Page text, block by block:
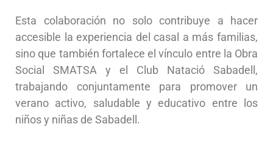
Esta colaboración no solo contribuye a hacer
accesible la experiencia del casal a más familias,
sino que también fortalece el vínculo entre la Obra
Social SMATSA y el Club Natació Sabadell,
trabajando conjuntamente para promover un
verano activo, saludable y educativo entre los
niños y niñas de Sabadell.